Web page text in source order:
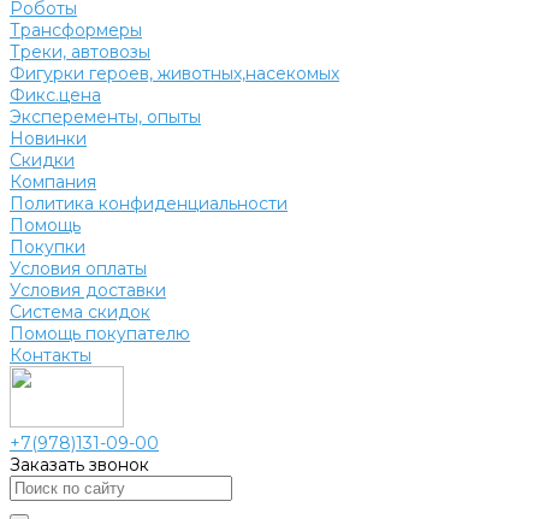
Роботы
Трансформеры
Треки, автовозы
Фигурки героев, животных,насекомых
Фикс.цена
Эксперементы, опыты
Новинки
Скидки
Компания
Политика конфиденциальности
Помощь
Покупки
Условия оплаты
Условия доставки
Система скидок
Помощь покупателю
Контакты
+7(978)131-09-00
Заказать звонок